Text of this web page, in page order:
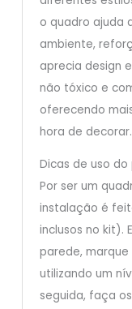
o quadro ajuda
ambiente,
aprecia design
não tóxico e
oferecendo
hora de decorar.
Dicas de uso
Por ser um
instalação é
inclusos no kit).
parede,
utilizando um
seguida, faça